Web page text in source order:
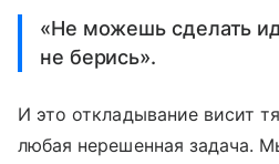
«Не можешь сделать
не берись».
И это откладывание висит
любая нерешенная задача.